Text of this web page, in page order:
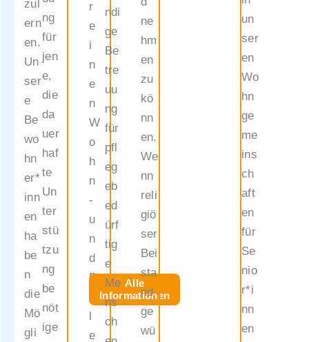
zul
ern
en.
Un
ser
e
Be
wo
hn
er*
inn
en
ha
be
n
die
Mö
gli
ng
für
jen
e,
die
da
uer
haf
te
Un
ter
stü
tzu
ng
be
nöt
ige
r
e
i
n
e
n
W
o
h
n
-
u
n
d
P
e
Alle
Informationen
ndi
ge
Be
tre
uu
ng
für
pfl
eg
eb
ed
ürf
tig
e
Me
ns
ch
ne
hm
en
zu
kö
nn
en.
We
nn
reli
giö
ser
Bei
sta
nd
ge
wü
un
ser
en
Wo
hn
ge
me
ins
ch
aft
en
für
Se
nio
r*i
nn
en